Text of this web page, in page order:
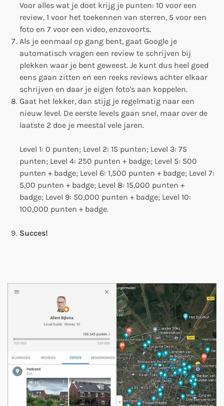
Voor alles wat je doet krijg je punten: 10 voor een
review, 1 voor het toekennen van sterren, 5 voor een
foto en 7 voor een video, enzovoorts.
Als je eenmaal op gang bent, gaat Google je
automatisch vragen een review te schrijven bij
plekken waar je bent geweest. Je kunt dus heel goed
eens gaan zitten en een reeks reviews achter elkaar
schrijven en daar je eigen foto's aan koppelen.
Gaat het lekker, dan stijg je regelmatig naar een
nieuw level. De eerste levels gaan snel, maar over de
laatste 2 doe je meestal vele jaren.
Level 1: 0 punten; Level 2: 15 punten; Level 3: 75
punten; Level 4: 250 punten + badge; Level 5: 500
punten + badge; Level 6: 1,500 punten + badge; Level 7:
5,00 punten + badge; Level 8: 15,000 punten +
badge; Level 9: 50,000 punten + badge; Level 10:
100,000 punten + badge.
Succes!